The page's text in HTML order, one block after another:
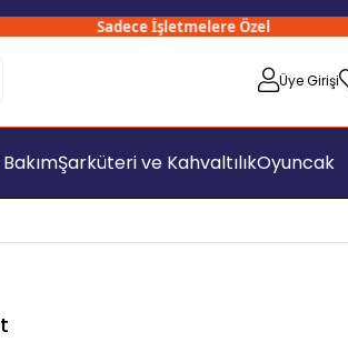
Sadece İşletmelere Özel
Üye Girişi
Şarküteri ve KahvaltılıkOyuncak